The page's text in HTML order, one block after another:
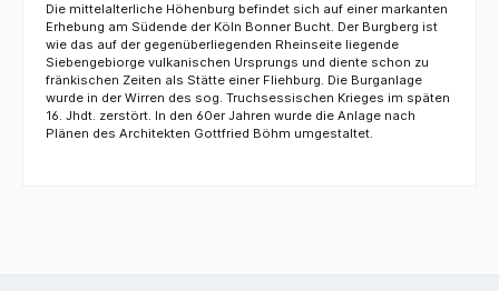
Die mittelalterliche Höhenburg befindet sich auf einer markanten
Erhebung am Südende der Köln Bonner Bucht. Der Burgberg ist
wie das auf der gegenüberliegenden Rheinseite liegende
Siebengebiorge vulkanischen Ursprungs und diente schon zu
fränkischen Zeiten als Stätte einer Fliehburg. Die Burganlage
wurde in der Wirren des sog. Truchsessischen Krieges im späten
16. Jhdt. zerstört. In den 60er Jahren wurde die Anlage nach
Plänen des Architekten Gottfried Böhm umgestaltet.